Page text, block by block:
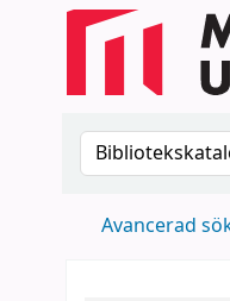
Sök i
Avancerad